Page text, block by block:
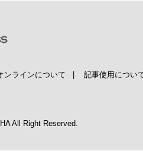
ンラインについて 記事使用につい
All Right Reserved.